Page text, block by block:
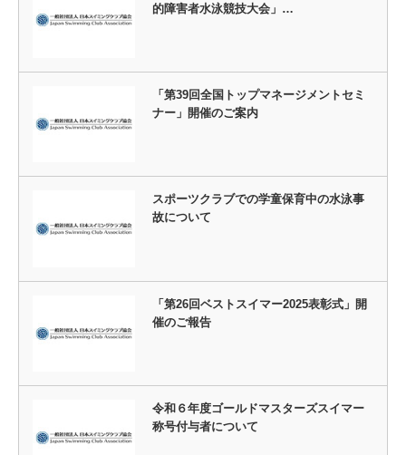
的障害者水泳競技大会」…
「第39回全国トップマネージメントセミ
ナー」開催のご案内
スポーツクラブでの学童保育中の水泳事
故について
「第26回ベストスイマー2025表彰式」開
催のご報告
令和６年度ゴールドマスターズスイマー
称号付与者について